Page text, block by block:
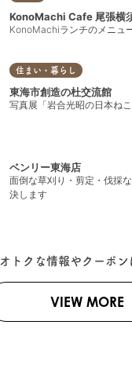
KonoMachi Cafe 尾張横
KonoMachiランチのメニュ
住まい・暮らし
東海市創造の杜交流館
写真展「岩合光昭の日本ね
ベンリー東海店
面倒な草刈り・剪定・伐採
決します
オトクな情報やクーポン
VIEW MORE